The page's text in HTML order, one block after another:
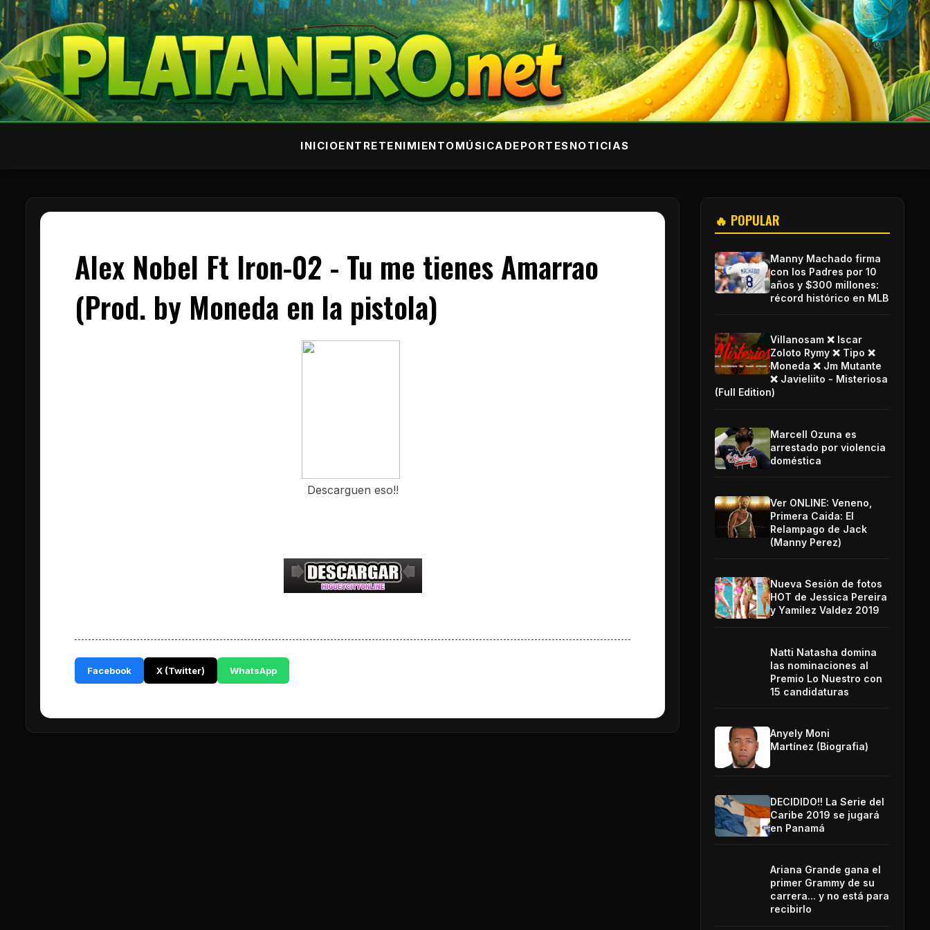
INICIOENTRETENIMIENTOMÚSICA DEPORTESNOTICIAS
Alex Nobel Ft Iron-02 - Tu me tienes Amarrao
(Prod. by Moneda en la pistola)
Descarguen eso!!
Facebook X (Twitter) WhatsApp
🔥 POPULAR
Manny Machado firma
con los Padres por 10
años y $300 millones:
récord histórico en MLB
Villanosam ❌ Iscar
Zoloto Rymy ❌ Tipo ❌
Moneda ❌ Jm Mutante
❌ Javieliito - Misteriosa
(Full Edition)
Marcell Ozuna es
arrestado por violencia
doméstica
Ver ONLINE: Veneno,
Primera Caida: El
Relampago de Jack
(Manny Perez)
Nueva Sesión de fotos
HOT de Jessica Pereira
y Yamilez Valdez 2019
Natti Natasha domina
las nominaciones al
Premio Lo Nuestro con
15 candidaturas
Anyely Moni
Martínez (Biografia)
DECIDIDO!! La Serie del
Caribe 2019 se jugará
en Panamá
Ariana Grande gana el
primer Grammy de su
carrera... y no está para
recibirlo